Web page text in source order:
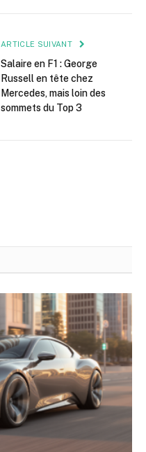
ARTICLE SUIVANT
Salaire en F1 : George
Russell en tête chez
Mercedes, mais loin des
sommets du Top 3